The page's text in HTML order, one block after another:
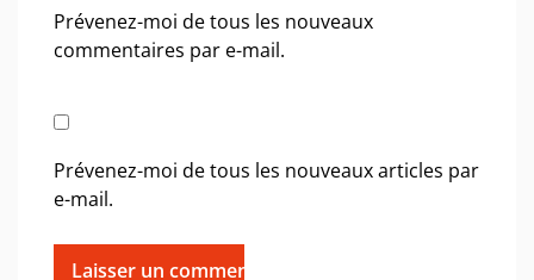
Prévenez-moi de tous les nouveaux
commentaires par e-mail.
Prévenez-moi de tous les nouveaux articles par
e-mail.